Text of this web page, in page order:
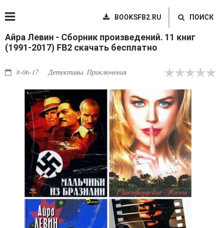
BOOKSFB2.RU ПОИСК
Айра Левин - Сборник произведений. 11 книг
(1991-2017) FB2 скачать бесплатно
8-06-17 Детективы. Приключения